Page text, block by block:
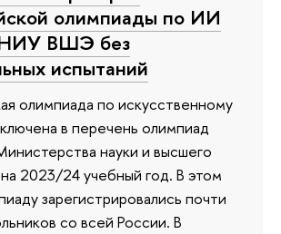
олимпиады по ИИ
НИУ ВШЭ без
испытаний
олимпиада по искусственному
в перечень олимпиад
науки и высшего
2023/24 учебный год. В этом
зарегистрировались почти
со всей России. В